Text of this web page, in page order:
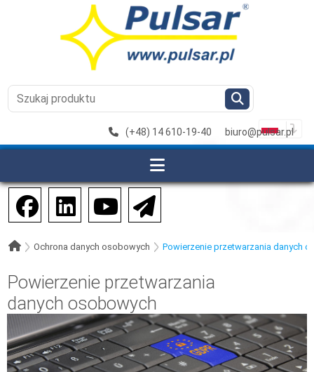
(+48) 14 610-19-40 biuro@pulsar.pl
Ochrona danych osobowych Powierzenie przetwarzania danych
Powierzenie przetwarzania
danych osobowych